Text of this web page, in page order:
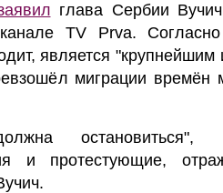
глава Сербии
TV Prva.
является "крупнейшим
миграции времён
остановиться",
и протестующие,